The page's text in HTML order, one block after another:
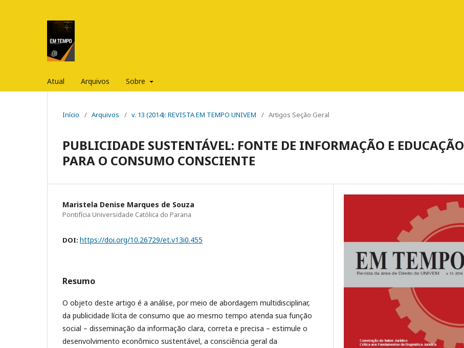
Atual Arquivos Sobre
Início / Arquivos / v. 13 (2014): REVISTA EM TEMPO UNIVEM / Artigos Seção Geral
PUBLICIDADE SUSTENTÁVEL: FONTE DE INFORMAÇÃO E EDUCAÇÃO
PARA O CONSUMO CONSCIENTE
Maristela Denise Marques de Souza
Pontifícia Universidade Católica do Parana
DOI: https://doi.org/10.26729/et.v13i0.455
Resumo
O objeto deste artigo é a análise, por meio de abordagem multidisciplinar,
da publicidade lícita de consumo que ao mesmo tempo atenda sua função
social – disseminação da informação clara, correta e precisa – estimule o
desenvolvimento econômico sustentável, a consciência geral da